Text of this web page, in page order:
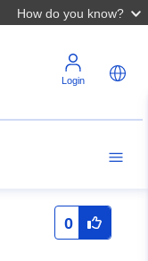
How do you know?
Login
0